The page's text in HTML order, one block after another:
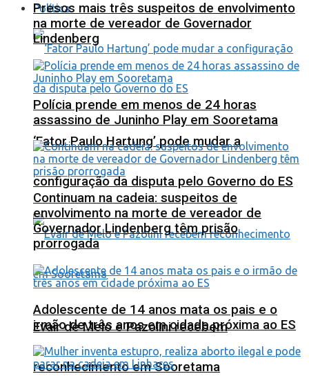
Política
‘Fator Paulo Hartung’ pode mudar a
configuração da disputa pelo Governo do ES
Evair de Melo e Pazolini recebem
reconhecimento em Sooretama
Presos mais três suspeitos de envolvimento
na morte de vereador de Governador
Lindenberg
Polícia prende em menos de 24 horas
assassino de Juninho Play em Sooretama
Continuam na cadeia: suspeitos de
envolvimento na morte de vereador de
Governador Lindenberg têm prisão
prorrogada
Adolescente de 14 anos mata os pais e o
irmão de três anos em cidade próxima ao ES